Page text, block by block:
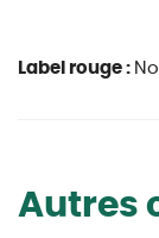
Label rouge :
Autres